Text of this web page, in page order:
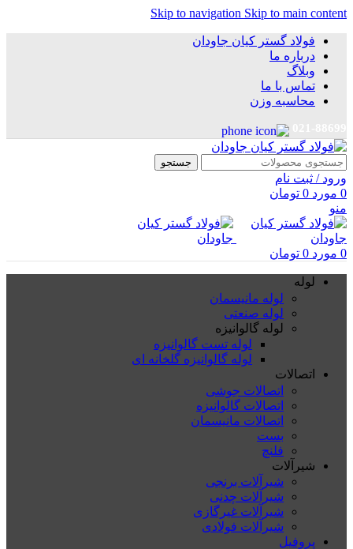
Skip to navigation Skip to main content
فولاد گستر کیان جاودان
درباره ما
وبلاگ
تماس با ما
محاسبه وزن
جستجو
ورود / ثبت نام
0 مورد 0 تومان
منو
0 مورد 0 تومان
لوله
لوله مانیسمان
لوله صنعتی
لوله گالوانیزه
لوله تست گالوانیزه
لوله گالوانیزه گلخانه ای
اتصالات
اتصالات جوشی
اتصالات گالوانیزه
اتصالات مانیسمان
بست
فلنچ
شیرآلات
شیرآلات برنجی
شیرآلات چدنی
شیرآلات غیرگازی
شیرآلات فولادی
پروفیل